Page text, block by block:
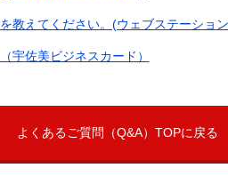
教えてください。(ウェブステーショ
宇佐美ビジネスカード）
よくあるご質問（Q&A）TOPに戻る